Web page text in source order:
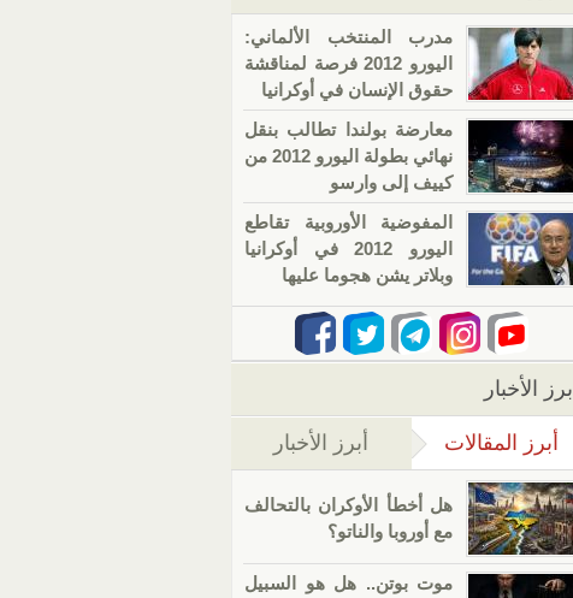
مدرب المنتخب الألماني:
اليورو 2012 فرصة لمناقشة
حقوق الإنسان في أوكرانيا
معارضة بولندا تطالب بنقل
نهائي بطولة اليورو 2012 من
كييف إلى وارسو
المفوضية الأوروبية تقاطع
اليورو 2012 في أوكرانيا
وبلاتر يشن هجوما عليها
أبرز الأخبار
أبرز المقالات (علامة التبويب النشطة)
أبرز الأخبار
هل أخطأ الأوكران بالتحالف
مع أوروبا والناتو؟
موت بوتن.. هل هو السبيل